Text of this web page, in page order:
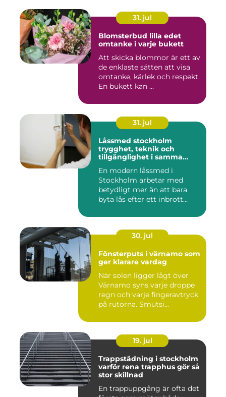
31. jul
Blomsterbud lilla edet
omtanke i varje bukett
Att skicka blommor är ett av
de enklaste sätten att visa
omtanke, kärlek och respekt.
En bukett kan ...
31. jul
Låssmed stockholm
trygghet, teknik och
tillgänglighet i samma
En modern låssmed i
Stockholm arbetar med
betydligt mer än att bara
byta lås efter ett inbrott
30. jul
Fönsterputs i värnamo som
ger klarare vardag
När solen ligger lågt över
Värnamo syns varje droppe
regn och varje fingeravtryck
på rutorna. Smutsi...
19. jul
Trappstädning i stockholm
varför rena trapphus gör så
stor skillnad
En trappuppgång är ofta det